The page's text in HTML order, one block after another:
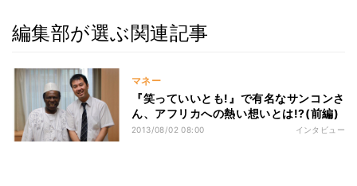
編集部が選ぶ関連記事
マネー
『笑っていいとも!』で有名なサンコンさ
ん、アフリカへの熱い想いとは!?(前編)
2013/08/02 08:00 インタビュー